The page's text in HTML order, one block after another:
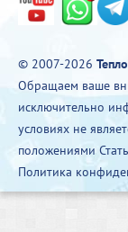
© 2007-2026
Обращаем ваше
исключительно
условиях не
положениями
Политика